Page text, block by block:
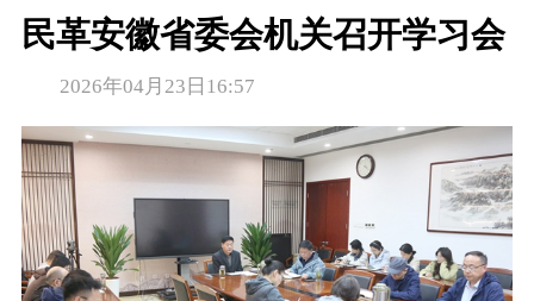
民革安徽省委会机关召开学习会
2026年04月23日16:57